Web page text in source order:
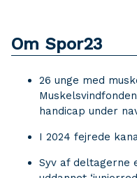
Om Spor23
26 unge med
handicap under
I 2024 fejrede
Syv af deltagerne